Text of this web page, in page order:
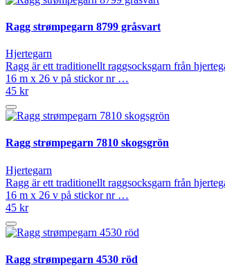
Ragg strømpegarn 8799 gråsvart
Hjertegarn
Ragg är ett traditionellt raggsocksgarn från
16 m x 26 v på stickor nr …
45 kr
Ragg strømpegarn 7810 skogsgrön
Hjertegarn
Ragg är ett traditionellt raggsocksgarn från
16 m x 26 v på stickor nr …
45 kr
Ragg strømpegarn 4530 röd